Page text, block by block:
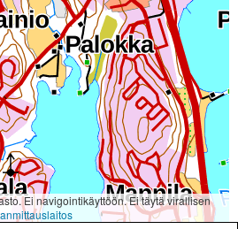
Ei navigointikäyttöön. Ei täytä virallisen